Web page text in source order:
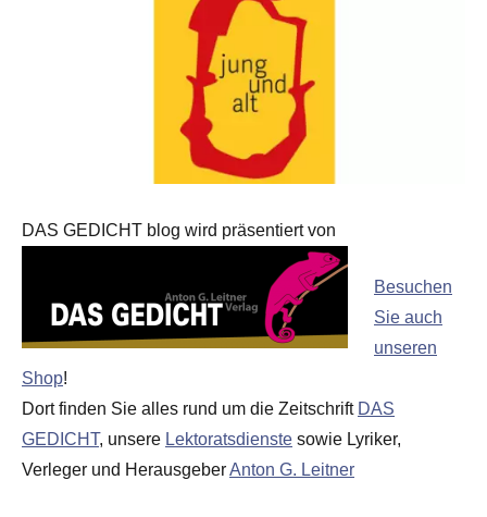
DAS GEDICHT blog wird präsentiert von
Besuchen
Sie auch
unseren
Shop!
Dort finden Sie alles rund um die Zeitschrift DAS
GEDICHT, unsere Lektoratsdienste sowie Lyriker,
Verleger und HerausgeberAnton G. Leitner